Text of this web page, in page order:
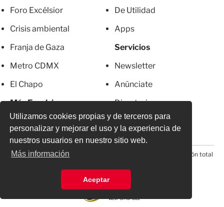
Utilizamos cookies propias y de terceros para
personalizar y mejorar el uso y la experiencia de
nuestros usuarios en nuestro sitio web.
Más información
Aceptar
Foro Excélsior
Crisis ambiental
Franja de Gaza
Metro CDMX
El Chapo
Más Excelsior
Mujeres
De Utilidad
Apps
Servicios
Newsletter
Anúnciate
Directorio
Suscripciones
© 2026 Todos los derechos reservados. Prohibida la reproducción total